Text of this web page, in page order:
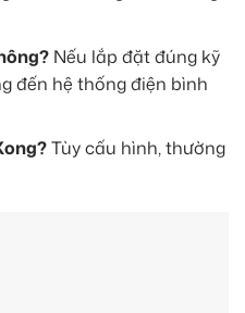
Nếu lắp đặt đúng kỹ
đến hệ thống điện bình
Tùy cấu hình, thường